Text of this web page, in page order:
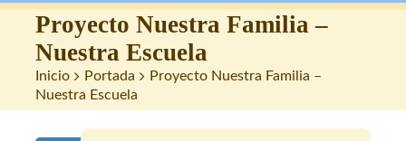
Padres
Alumnos
Maestros
Proyecto Nuestra Familia –
Nuestra Escuela
Inicio > Portada > Proyecto Nuestra Familia –
Nuestra Escuela